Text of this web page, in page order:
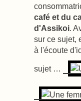
café et du
d'Assikoi.
sur ce sujet,
à l'écoute
sujet …